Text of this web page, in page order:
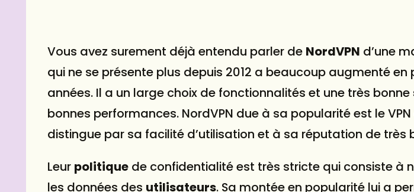
Vous avez surement déjà entendu parler de NordVPN d’une
qui ne se présente plus depuis 2012 a beaucoup augmenté
années. Il a un large choix de fonctionnalités et une très bonne
bonnes performances. NordVPN due à sa popularité est le
distingue par sa facilité d’utilisation et à sa réputation de très
Leur politique de confidentialité est très stricte qui consiste à
les données des utilisateurs. Sa montée en popularité lui a